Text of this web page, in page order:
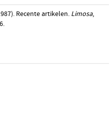
Recente artikelen. Limosa,